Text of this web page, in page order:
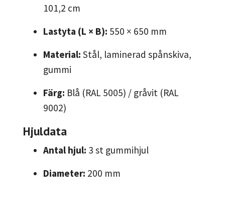
101,2 cm
Lastyta (L × B): 550 × 650 mm
Material: Stål, laminerad spånskiva,
gummi
Färg: Blå (RAL 5005) / gråvit (RAL
9002)
Hjuldata
Antal hjul: 3 st gummihjul
Diameter: 200 mm